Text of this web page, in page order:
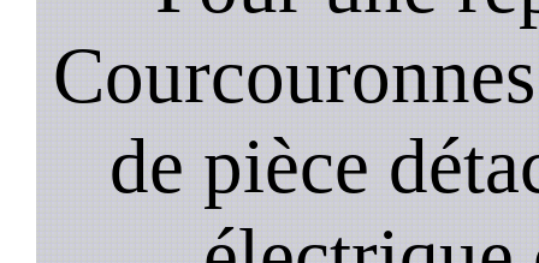
de pièce